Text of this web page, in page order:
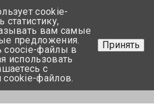
+375 17-350-99-56
+375 44-752-82-08
Задать вопрос
cookie-
статистику,
вам самые
предложения.
coocie-файлы в
использовать
с
cookie-файлов.
Принять